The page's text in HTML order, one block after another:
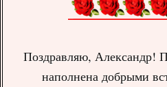
Поздравляю, Александр!
наполнена добрыми